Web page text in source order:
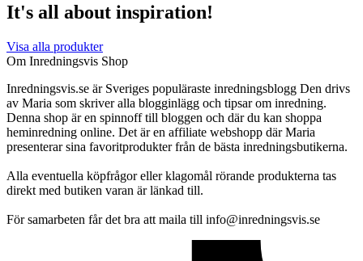
It's all about inspiration!
Visa alla produkter
Om Inredningsvis Shop
Inredningsvis.se är Sveriges populäraste inredningsblogg Den drivs
av Maria som skriver alla blogginlägg och tipsar om inredning.
Denna shop är en spinnoff till bloggen och där du kan shoppa
heminredning online. Det är en affiliate webshopp där Maria
presenterar sina favoritprodukter från de bästa inredningsbutikerna.
Alla eventuella köpfrågor eller klagomål rörande produkterna tas
direkt med butiken varan är länkad till.
För samarbeten får det bra att maila till info@inredningsvis.se